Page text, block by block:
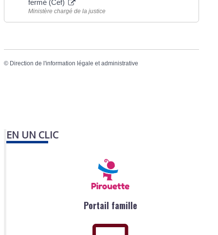
fermé (Cef)
Ministère chargé de la justice
© Direction de l'information légale et administrative
EN UN CLIC
Portail famille